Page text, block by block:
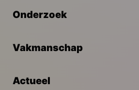
Onderzoek
Vakmanschap
Actueel